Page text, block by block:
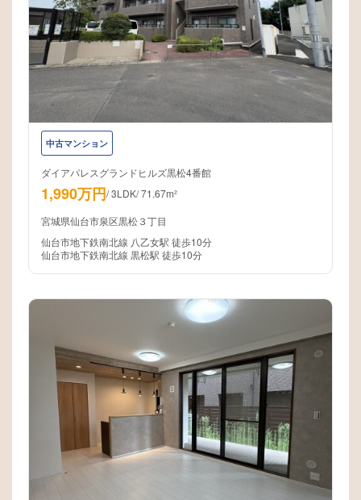
中古マンション
ダイアパレスグランドヒルズ黒松4番館
1,990万円/3LDK/71.67m²
宮城県仙台市泉区黒松３丁目
仙台市地下鉄南北線 八乙女駅 徒歩10分
仙台市地下鉄南北線 黒松駅 徒歩10分